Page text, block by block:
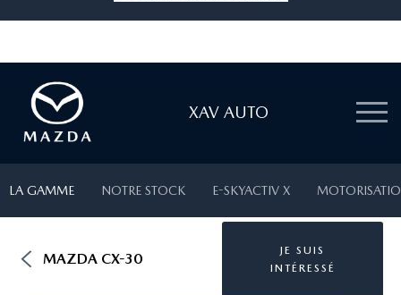
XAV AUTO
LA GAMME NOTRE STOCK E-SKYACTIV X
MAZDA CX-30
JE SUIS
INTÉRESSÉ